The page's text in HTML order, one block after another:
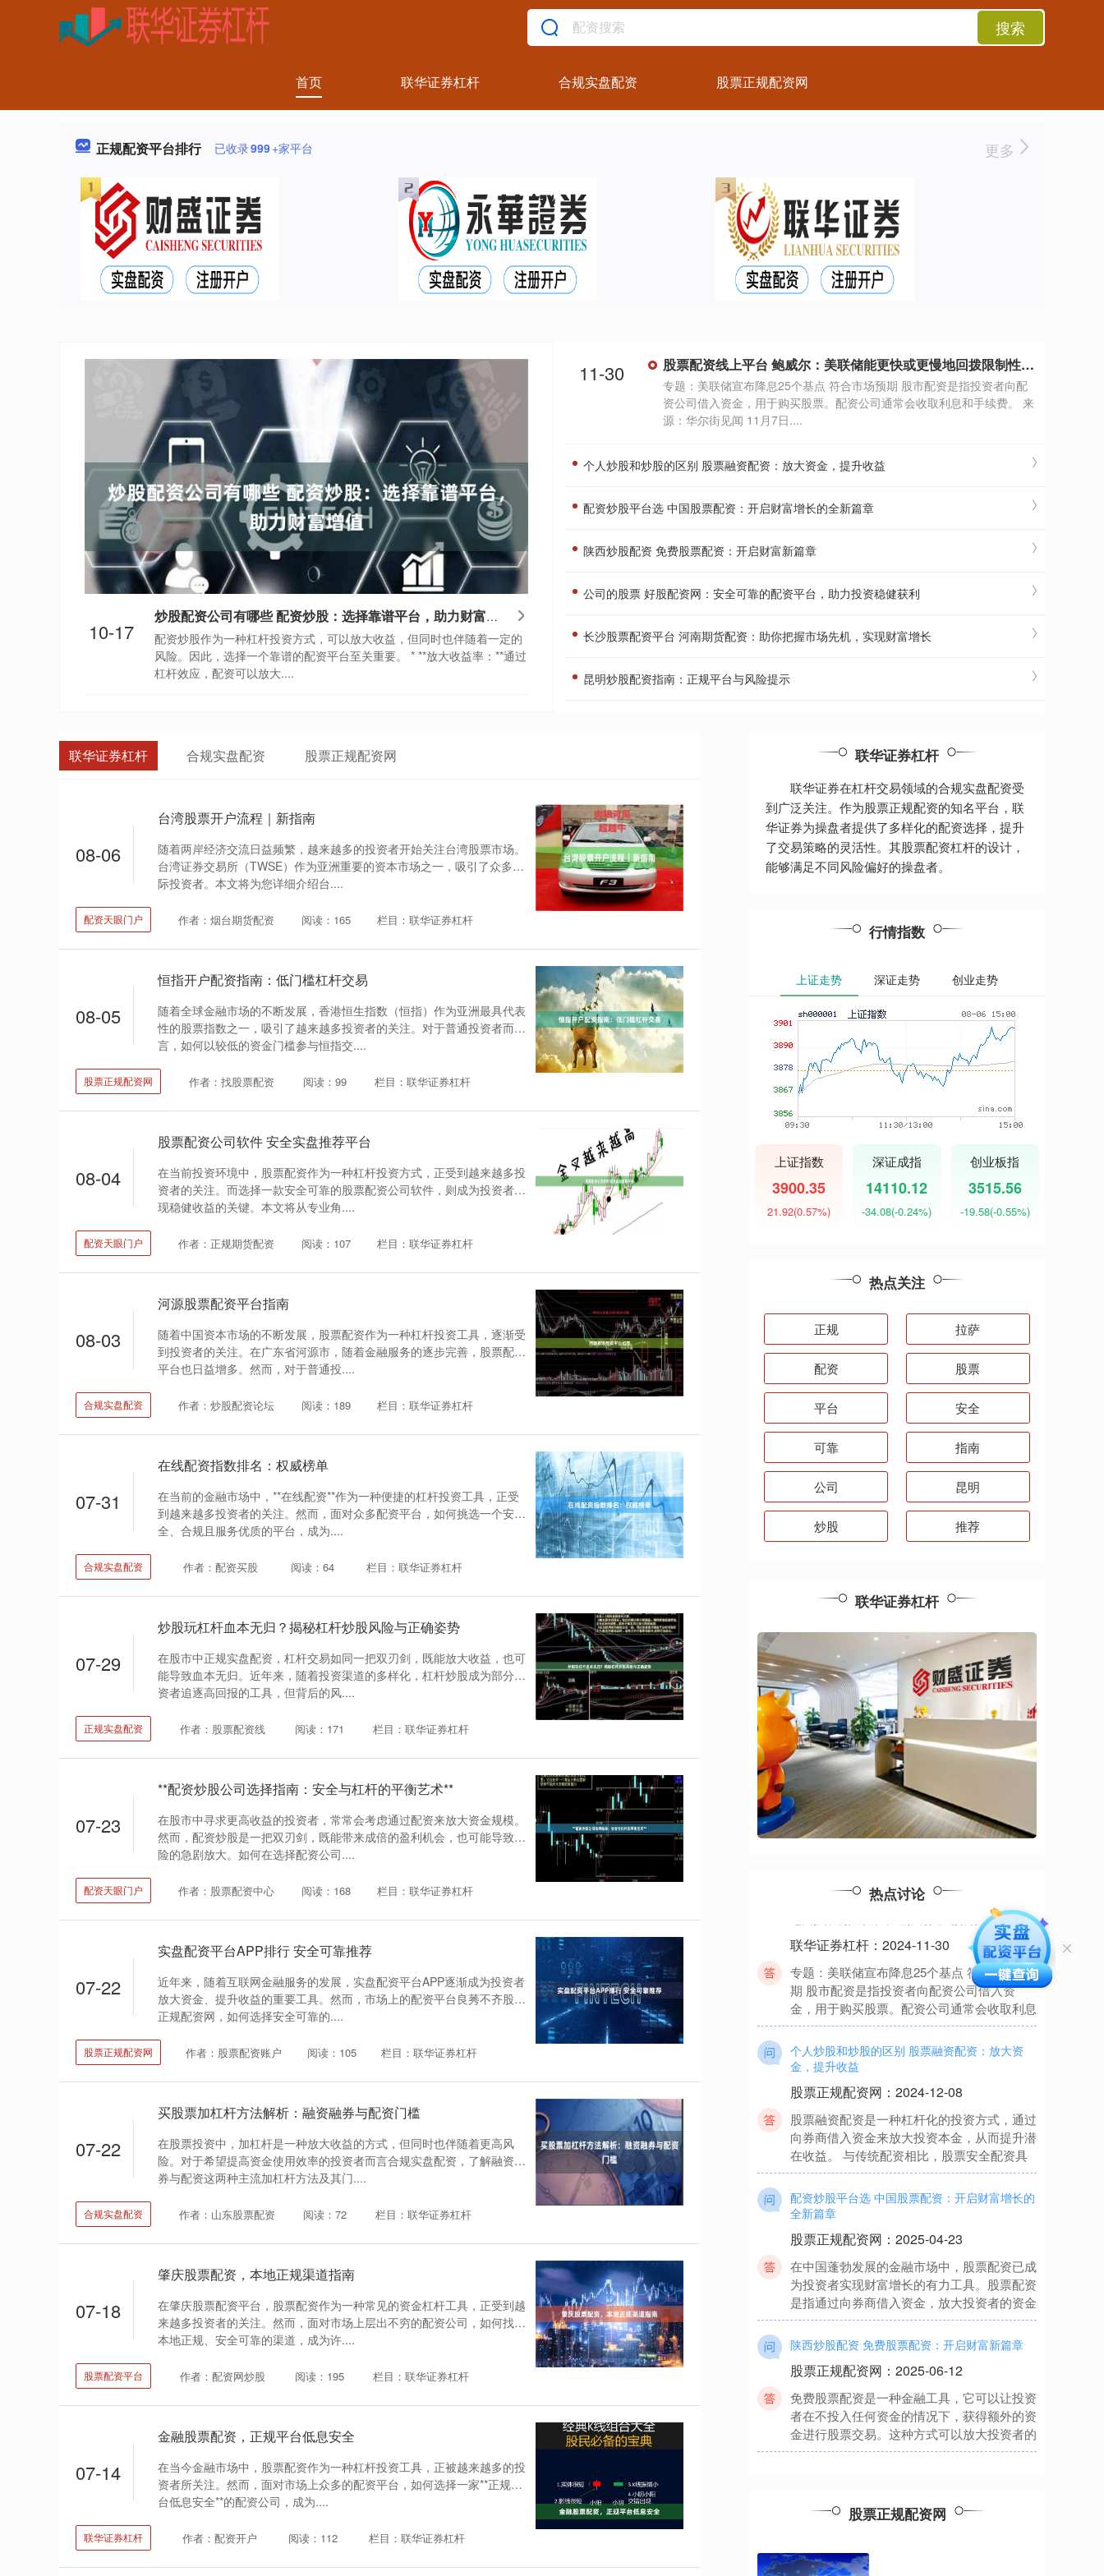
搜索
首页 联华证券杠杆 合规实盘配资 股票正规配资网
正规配资平台排行 已收录999+家平台 更多
炒股配资公司有哪些 配资炒股：选择靠谱平台，助力财富增值
配资炒股作为一种杠杆投资方式，可以放大收益，但同时也伴随着一定的
风险。因此，选择一个靠谱的配资平台至关重要。 * **放大收益率：**通过
杠杆效应，配资可以放大....
10-17
股票配资线上平台 鲍威尔：美联储能更快或更慢地回拨限制性政策，通胀确实比预料更高
专题：美联储宣布降息25个基点 符合市场预期 股市配资是指投资者向配
资公司借入资金，用于购买股票。配资公司通常会收取利息和手续费。 来
源：华尔街见闻 11月7日....
11-30
个人炒股和炒股的区别 股票融资配资：放大资金，提升收益
配资炒股平台选 中国股票配资：开启财富增长的全新篇章
陕西炒股配资 免费股票配资：开启财富新篇章
公司的股票 好股配资网：安全可靠的配资平台，助力投资稳健获利
长沙股票配资平台 河南期货配资：助你把握市场先机，实现财富增长
昆明炒股配资指南：正规平台与风险提示
联华证券杠杆 合规实盘配资 股票正规配资网
08-06
台湾股票开户流程｜新指南
随着两岸经济交流日益频繁，越来越多的投资者开始关注台湾股票市场。
台湾证券交易所（TWSE）作为亚洲重要的资本市场之一，吸引了众多国
际投资者。本文将为您详细介绍台....
配资天眼门户 作者：烟台期货配资 阅读：165 栏目：联华证券杠杆
08-05
恒指开户配资指南：低门槛杠杆交易
随着全球金融市场的不断发展，香港恒生指数（恒指）作为亚洲最具代表
性的股票指数之一，吸引了越来越多投资者的关注。对于普通投资者而
言，如何以较低的资金门槛参与恒指交....
股票正规配资网 作者：找股票配资 阅读：99 栏目：联华证券杠杆
08-04
股票配资公司软件 安全实盘推荐平台
在当前投资环境中，股票配资作为一种杠杆投资方式，正受到越来越多投
资者的关注。而选择一款安全可靠的股票配资公司软件，则成为投资者实
现稳健收益的关键。本文将从专业角....
配资天眼门户 作者：正规期货配资 阅读：107 栏目：联华证券杠杆
08-03
河源股票配资平台指南
随着中国资本市场的不断发展，股票配资作为一种杠杆投资工具，逐渐受
到投资者的关注。在广东省河源市，随着金融服务的逐步完善，股票配资
平台也日益增多。然而，对于普通投....
合规实盘配资 作者：炒股配资论坛 阅读：189 栏目：联华证券杠杆
07-31
在线配资指数排名：权威榜单
在当前的金融市场中，**在线配资**作为一种便捷的杠杆投资工具，正受
到越来越多投资者的关注。然而，面对众多配资平台，如何挑选一个安
全、合规且服务优质的平台，成为....
合规实盘配资 作者：配资买股 阅读：64 栏目：联华证券杠杆
07-29
炒股玩杠杆血本无归？揭秘杠杆炒股风险与正确姿势
在股市中正规实盘配资，杠杆交易如同一把双刃剑，既能放大收益，也可
能导致血本无归。近年来，随着投资渠道的多样化，杠杆炒股成为部分投
资者追逐高回报的工具，但背后的风....
正规实盘配资 作者：股票配资线 阅读：171 栏目：联华证券杠杆
07-23
**配资炒股公司选择指南：安全与杠杆的平衡艺术**
在股市中寻求更高收益的投资者，常常会考虑通过配资来放大资金规模。
然而，配资炒股是一把双刃剑，既能带来成倍的盈利机会，也可能导致风
险的急剧放大。如何在选择配资公司....
配资天眼门户 作者：股票配资中心 阅读：168 栏目：联华证券杠杆
07-22
实盘配资平台APP排行 安全可靠推荐
近年来，随着互联网金融服务的发展，实盘配资平台APP逐渐成为投资者
放大资金、提升收益的重要工具。然而，市场上的配资平台良莠不齐股票
正规配资网，如何选择安全可靠的....
股票正规配资网 作者：股票配资账户 阅读：105 栏目：联华证券杠杆
07-22
买股票加杠杆方法解析：融资融券与配资门槛
在股票投资中，加杠杆是一种放大收益的方式，但同时也伴随着更高风
险。对于希望提高资金使用效率的投资者而言合规实盘配资，了解融资融
券与配资这两种主流加杠杆方法及其门....
合规实盘配资 作者：山东股票配资 阅读：72 栏目：联华证券杠杆
07-18
肇庆股票配资，本地正规渠道指南
在肇庆股票配资平台，股票配资作为一种常见的资金杠杆工具，正受到越
来越多投资者的关注。然而，面对市场上层出不穷的配资公司，如何找到
本地正规、安全可靠的渠道，成为许....
股票配资平台 作者：配资网炒股 阅读：195 栏目：联华证券杠杆
07-14
金融股票配资，正规平台低息安全
在当今金融市场中，股票配资作为一种杠杆投资工具，正被越来越多的投
资者所关注。然而，面对市场上众多的配资平台，如何选择一家**正规平
台低息安全**的配资公司，成为....
联华证券杠杆 作者：配资开户 阅读：112 栏目：联华证券杠杆
联华证券杠杆
联华证券在杠杆交易领域的合规实盘配资受
到广泛关注。作为股票正规配资的知名平台，联
华证券为操盘者提供了多样化的配资选择，提升
了交易策略的灵活性。其股票配资杠杆的设计，
能够满足不同风险偏好的操盘者。
行情指数
上证走势 深证走势 创业走势
上证指数
3900.35
21.92(0.57%)
深证成指
14110.12
-34.08(-0.24%)
创业板指
3515.56
-19.58(-0.55%)
热点关注
正规 拉萨
配资 股票
平台 安全
可靠 指南
公司 昆明
炒股 推荐
联华证券杠杆
热点讨论
炒股配资公司有哪些 配资炒股：选择靠谱平台，
助力财富增值
合规实盘配资：2025-10-17
配资炒股作为一种杠杆投资方式，可以放大收
益，但同时也伴随着一定的风险。因此，选择
一个靠谱的配资平台至关重要。 * **放
股票配资线上平台 鲍威尔：美联储能更快或更慢
地回拨限制性政策，通胀确实比预料更高
联华证券杠杆 ： 2024-11-30
专题：美联储宣布降息25个基点 符合市场预
期 股市配资是指投资者向配资公司借入资
金，用于购买股票。配资公司通常会收取利息
个人炒股和炒股的区别 股票融资配资：放大资
金，提升收益
股票正规配资网
股票融资配资是一种杠杆化的投资方式，通过
向券商借入资金来放大投资本金，从而提升潜
在收益。 与传统配资相比，股票安全配资具
配资炒股平台选 中国股票配资：开启财富增长的
全新篇章
股票正规配资网
在中国蓬勃发展的金融市场中，股票配资已成
为投资者实现财富增长的有力工具。股票配资
是指通过向券商借入资金，放大投资者的资金
陕西炒股配资 免费股票配资：开启财富新篇章
股票正规配资网：2025-06-12
免费股票配资是一种金融工具，它可以让投资
者在不投入任何资金的情况下，获得额外的资
金进行股票交易。这种方式可以放大投资者的
公司的股票 好股配资网：安全可靠的配资平台，
在当今瞬息万变的金融市场中，配资已成为投
股配资网作为业内领先的配资平台，以其安全
股票正规配资网